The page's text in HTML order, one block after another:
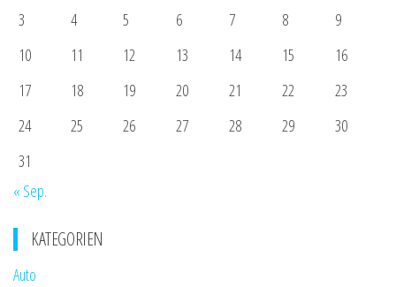
3
4 5 6 7 8
9
10
11 12 13 14 15
16
17
18 19 20 21 22
23
24
25 26 27 28 29
30
31
« Sep.
KATEGORIEN
Auto